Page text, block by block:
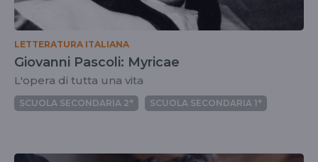
LETTERATURA ITALIANA
Giovanni Pascoli: Myricae
L'opera di tutta una vita
SCUOLA SECONDARIA 2° SCUOLA SECONDARIA 1°